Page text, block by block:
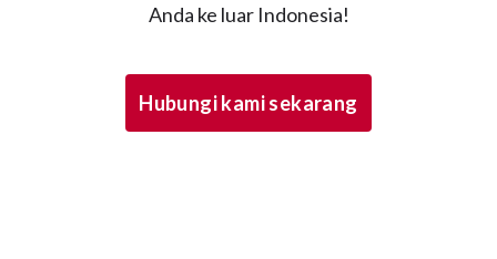
Anda ke luar Indonesia!
Hubungi kami sekarang